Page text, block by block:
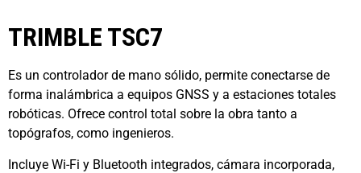
TRIMBLE TSC7
Es un controlador de mano sólido, permite conectarse de
forma inalámbrica a equipos GNSS y a estaciones totales
robóticas. Ofrece control total sobre la obra tanto a
topógrafos, como ingenieros.
Incluye Wi-Fi y Bluetooth integrados, cámara incorporada,